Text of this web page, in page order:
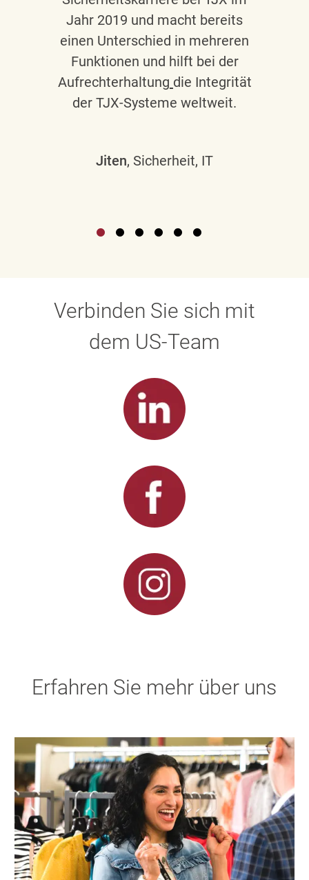
Jahr 2019 und macht bereits
einen Unterschied in mehreren
Funktionen und hilft bei der
Aufrechterhaltung die Integrität
der TJX-Systeme weltweit.
Jiten, Sicherheit, IT
Verbinden Sie sich mit
dem US-Team
Erfahren Sie mehr über uns